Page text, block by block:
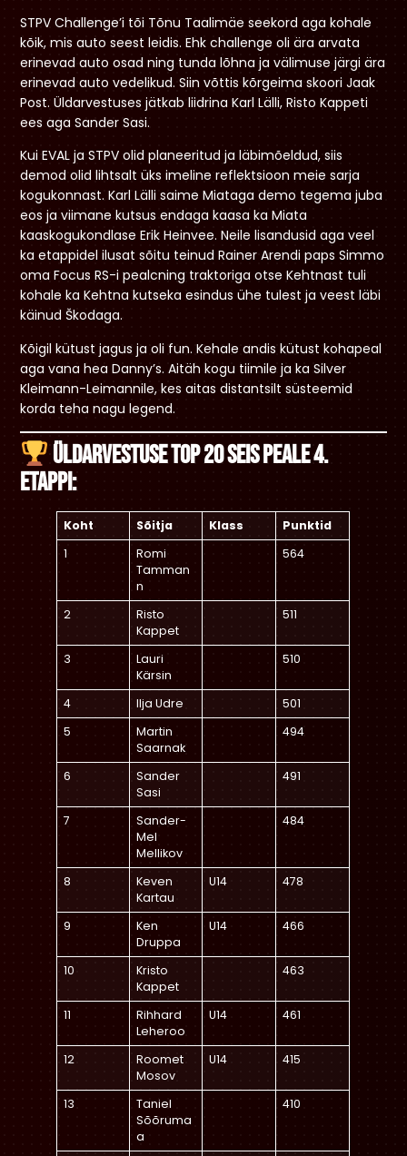
STPV Challenge’i tõi Tõnu Taalimäe seekord aga kohale
kõik, mis auto seest leidis. Ehk challenge oli ära arvata
erinevad auto osad ning tunda lõhna ja välimuse järgi ära
erinevad auto vedelikud. Siin võttis kõrgeima skoori Jaak
Post. Üldarvestuses jätkab liidrina Karl Lälli, Risto Kappeti
ees aga Sander Sasi.
Kui EVAL ja STPV olid planeeritud ja läbimõeldud, siis
demod olid lihtsalt üks imeline reflektsioon meie sarja
kogukonnast. Karl Lälli saime Miataga demo tegema juba
eos ja viimane kutsus endaga kaasa ka Miata
kaaskogukondlase Erik Heinvee. Neile lisandusid aga veel
ka etappidel ilusat sõitu teinud Rainer Arendi paps Simmo
oma Focus RS-i pealcning traktoriga otse Kehtnast tuli
kohale ka Kehtna kutseka esindus ühe tulest ja veest läbi
käinud Škodaga.
Kõigil kütust jagus ja oli fun. Kehale andis kütust kohapeal
aga vana hea Danny’s. Aitäh kogu tiimile ja ka Silver
Kleimann-Leimannile, kes aitas distantsilt süsteemid
korda teha nagu legend.
Üldarvestuse TOP 20 seis peale 4.
etappi:
Koht Sõitja Klass
Punktid
1
Romi
Tamman
n
564
2
Risto
Kappet
511
3
Lauri
Kärsin
510
4 Ilja Udre
501
5
Martin
Saarnak
494
6
Sander
Sasi
491
7
Sander-
Mel
Mellikov
484
8
Keven
Kartau
U14 478
9
Ken
Druppa
U14 466
10
Kristo
Kappet
463
11
Rihhard
Leheroo
U14 461
12
Roomet
Mosov
U14 415
13
Taniel
Sõõruma
a
410